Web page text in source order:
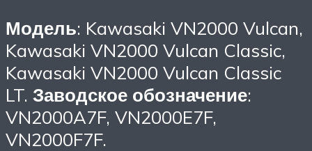
Модель: Kawasaki VN2000 Vulcan,
Kawasaki VN2000 Vulcan Classic,
Kawasaki VN2000 Vulcan Classic
LT. Заводское обозначение:
VN2000A7F, VN2000E7F,
VN2000F7F.